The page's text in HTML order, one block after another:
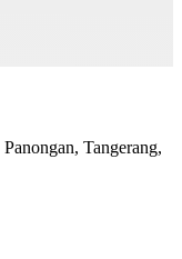
Tangerang,